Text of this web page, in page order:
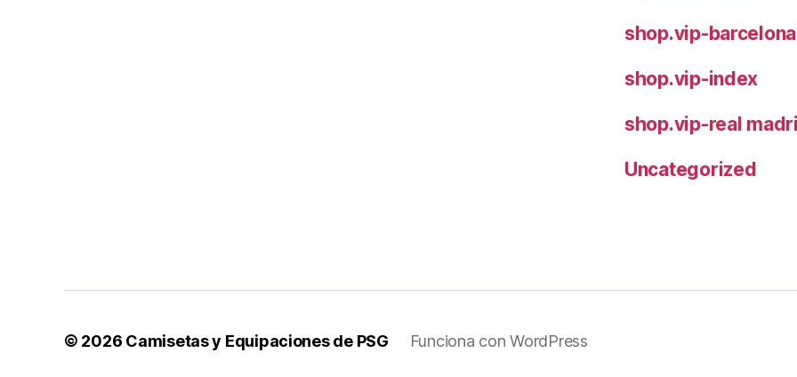
shop.vip-barcelona
shop.vip-index
shop.vip-real
Uncategorized
© 2026 Camisetas y Equipaciones de PSG Funciona con WordPress